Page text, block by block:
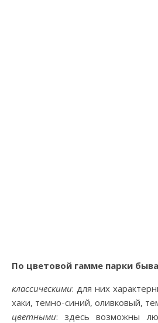
По цветовой гамме парки
классическими: для них
хаки, темно-синий, оливковый,
цветными: здесь возможны